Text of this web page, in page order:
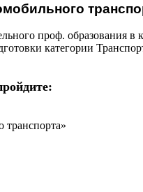
проф. образования в
категории
транспорта»